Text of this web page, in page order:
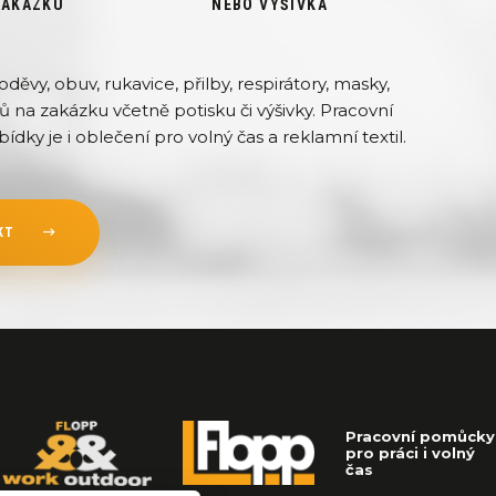
NEBO VÝŠIVKA
obuv, rukavice, přilby, respirátory, masky,
zakázku včetně potisku či výšivky. Pracovní
je i oblečení pro volný čas a reklamní textil.
Pracovní pomůcky
pro práci i volný
čas